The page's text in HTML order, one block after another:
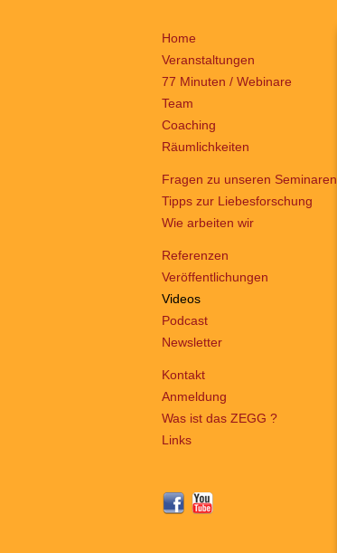
Home
Veranstaltungen
77 Minuten / Webinare
Team
Coaching
Räumlichkeiten
Fragen zu unseren Seminaren
Tipps zur Liebesforschung
Wie arbeiten wir
Referenzen
Veröffentlichungen
Videos
Podcast
Newsletter
Kontakt
Anmeldung
Was ist das ZEGG ?
Links